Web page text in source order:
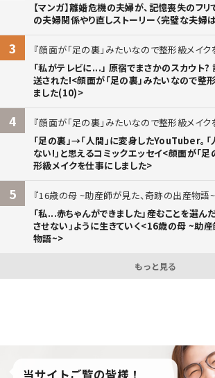
【マンガ】離婚危機の夫婦が、記憶喪失のフ
の夫婦関係やり直しストーリー〈完璧な夫婦
3
顔面が「足の裏」みたいなので整形級メイク
「私がテレビに...」 原宿でまさかのスカウト
送された!<顔面が「足の裏」みたいなので整
ました(10)>
4
顔面が「足の裏」みたいなので整形級メイク
「足の裏」→「人間」に変身したYouTuber。「
ない!」と思えるコミックエッセイ<顔面が「
形級メイクを仕事にしました>
5
16歳の母 ~助産師が見た、奇跡の出産物語~
「私...赤ちゃんができました」――産むことを選ん
させない」ように生きていく<16歳の母 ~助
物語~>
もっと見る